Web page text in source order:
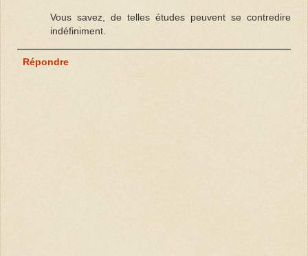
Vous savez, de telles études peuvent se contredire
indéfiniment.
Répondre